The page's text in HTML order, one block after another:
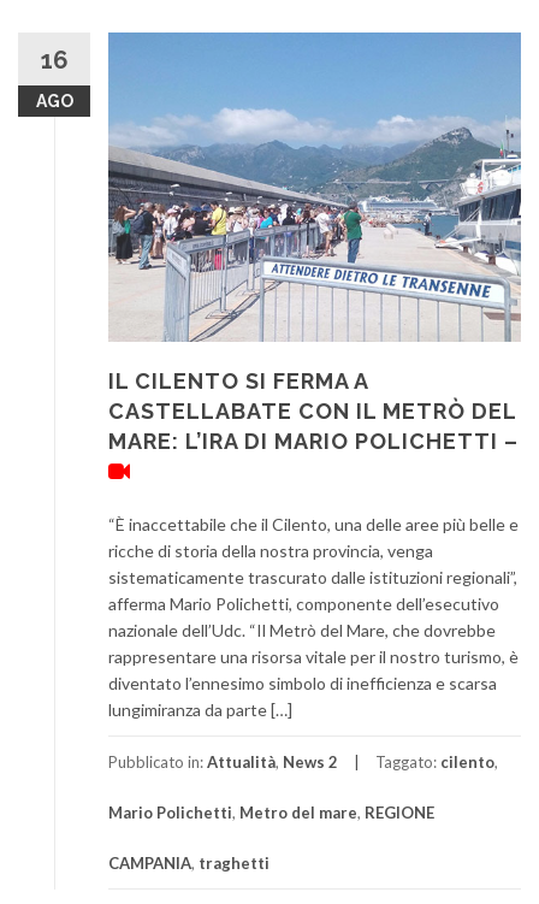
16
AGO
IL CILENTO SI FERMA A
CASTELLABATE CON IL METRÒ DEL
MARE: L’IRA DI MARIO POLICHETTI –
“È inaccettabile che il Cilento, una delle aree più belle e
ricche di storia della nostra provincia, venga
sistematicamente trascurato dalle istituzioni regionali”,
afferma Mario Polichetti, componente dell’esecutivo
nazionale dell’Udc. “Il Metrò del Mare, che dovrebbe
rappresentare una risorsa vitale per il nostro turismo, è
diventato l’ennesimo simbolo di inefficienza e scarsa
lungimiranza da parte […]
Pubblicato in:Attualità, News 2 Taggato: cilento,
Mario Polichetti, Metro del mare, REGIONE
CAMPANIA, traghetti